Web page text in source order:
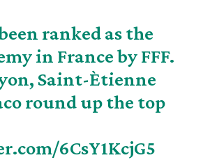
ranked as the
in France by FFF.
Saint-Ètienne
round up the top
6CsY1KcjG5